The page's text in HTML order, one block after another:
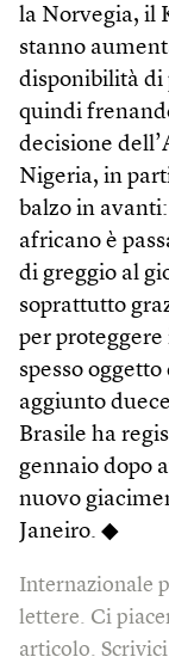
la Norvegia, il
stanno
disponibilità di
quindi
decisione
Nigeria, in
balzo in
africano è
di greggio al
soprattutto
per
spesso
aggiunto
Brasile ha
gennaio dopo
nuovo
Janeiro. ◆
Internazionale
lettere. Ci
articolo. Scrivici